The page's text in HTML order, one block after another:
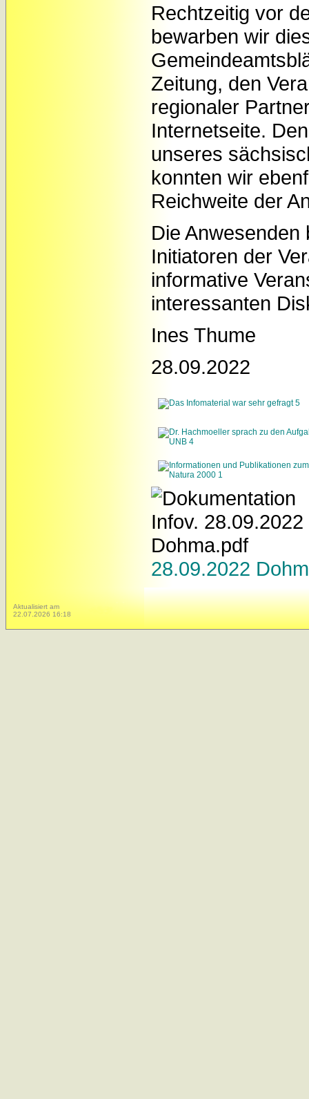
Rechtzeitig vor
bewarben wir
Zeitung, den
regionaler
Internetseite.
unseres
konnten wir
Reichweite der
Die
Initiatoren der
informative
interessanten
Ines Thume
28.09.2022
28.09.2022
Aktualisiert am
22.07.2026 16:18